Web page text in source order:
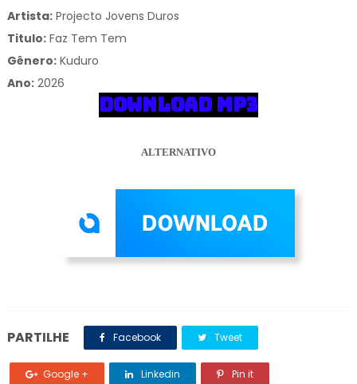
Artista:Projecto Jovens Duros
Titulo:Faz Tem Tem
Gênero: Kuduro
Ano:2026
DOWNLOAD MP3
ALTERNATIVO
PARTILHE Facebook Tweet
Google + Linkedin Pin it